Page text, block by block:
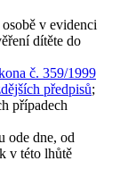
v evidenci
dítěte do
č. 359/1999
předpisů;
případech
ode dne, od
v této lhůtě